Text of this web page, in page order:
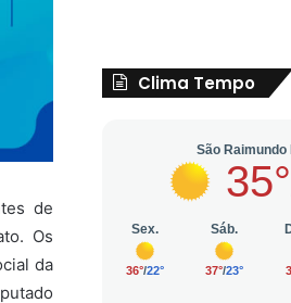
de
. Os
da
Clima Tempo